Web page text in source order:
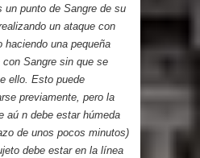
un punto de Sangre de su
un ataque con
haciendo una pequeña
con Sangre sin que se
ello. Esto puede
previamente, pero la
aú n debe estar húmeda
de unos pocos minutos)
debe estar en la línea